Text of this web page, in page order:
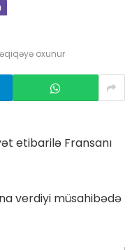
oxunur
etibarilə Fransanı
verdiyi müsahibədə